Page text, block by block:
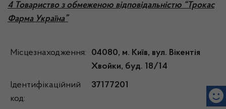
4 Товариство з обмеженою відповідальністю “Трокас
Фарма Україна”
Місцезнаходження:
04080, м. Київ, вул. Вікентія
Хвойки, буд. 18/14
Ідентифікаційний
код:
37177201